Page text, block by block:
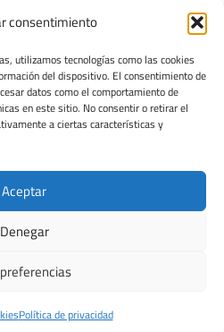
consentimiento
utilizamos tecnologías como las cookies
del dispositivo. El consentimiento de
datos como el comportamiento de
en este sitio. No consentir o retirar el
a ciertas características y
Aceptar
Denegar
Política de privacidad